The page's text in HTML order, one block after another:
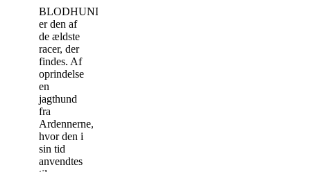
BLODHUNDEN
er den af
de ældste
racer, der
findes. Af
oprindelse
en
jagthund
fra
Ardennerne,
hvor den i
sin tid
anvendtes